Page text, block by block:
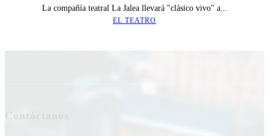
La compañía teatral La Jalea llevará "clásico vivo" a...
EL TEATRO
Contáctanos